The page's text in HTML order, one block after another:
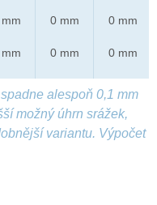
0 mm
0 mm
0 mm
0 mm
alespoň 0,1 mm
možný úhrn srážek,
variantu. Výpočet